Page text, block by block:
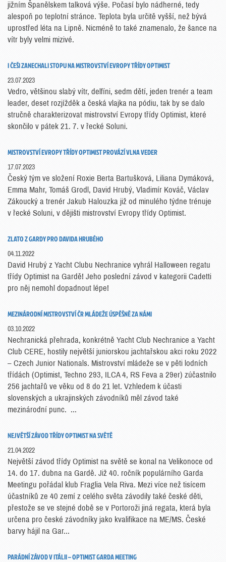
jižním Španělskem talková výše. Počasí bylo nádherné, tedy
alespoň po teplotní stránce. Teplota byla určitě vyšší, než bývá
uprostřed léta na Lipně. Nicméně to také znamenalo, že šance na
vítr byly velmi mizivé.
I ČEŠI ZANECHALI STOPU NA MISTROVSTVÍ EVROPY TŘÍDY OPTIMIST
23.07.2023
Vedro, většinou slabý vítr, delfíni, sedm dětí, jeden trenér a team
leader, deset rozjížděk a česká vlajka na pódiu, tak by se dalo
stručně charakterizovat mistrovství Evropy třídy Optimist, které
skončilo v pátek 21. 7. v řecké Soluni.
MISTROVSTVÍ EVROPY TŘÍDY OPTIMIST PROVÁZÍ VLNA VEDER
17.07.2023
Český tým ve složení Roxie Berta Bartušková, Liliana Dymáková,
Emma Mahr, Tomáš Grodl, David Hrubý, Vladimír Kováč, Václav
Zákoucký a trenér Jakub Halouzka již od minulého týdne trénuje
v řecké Soluni, v dějišti mistrovství Evropy třídy Optimist.
ZLATO Z GARDY PRO DAVIDA HRUBÉHO
04.11.2022
David Hrubý z Yacht Clubu Nechranice vyhrál Halloween regatu
třídy Optimist na Gardě! Jeho poslední závod v kategorii Cadetti
pro něj nemohl dopadnout lépe!
MEZINÁRODNÍ MISTROVSTVÍ ČR MLÁDEŽE ÚSPĚŠNĚ ZA NÁMI
03.10.2022
Nechranická přehrada, konkrétně Yacht Club Nechranice a Yacht
Club CERE, hostily největší juniorskou jachtařskou akci roku 2022
– Czech Junior Nationals. Mistrovství mládeže se v pěti lodních
třídách (Optimist, Techno 293, ILCA 4, RS Feva a 29er) zúčastnilo
256 jachtařů ve věku od 8 do 21 let. Vzhledem k účasti
slovenských a ukrajinských závodníků měl závod také
mezinárodní punc. ...
NEJVĚTŠÍ ZÁVOD TŘÍDY OPTIMIST NA SVĚTĚ
21.04.2022
Největší závod třídy Optimist na světě se konal na Velikonoce od
14. do 17. dubna na Gardě. Již 40. ročník populárního Garda
Meetingu pořádal klub Fraglia Vela Riva. Mezi více než tisícem
účastníků ze 40 zemí z celého světa závodily také české děti,
přestože se ve stejné době se v Portoroži jiná regata, která byla
určena pro české závodníky jako kvalifikace na ME/MS. České
barvy hájil na Gar...
PARÁDNÍ ZÁVOD V ITÁLII – OPTIMIST GARDA MEETING